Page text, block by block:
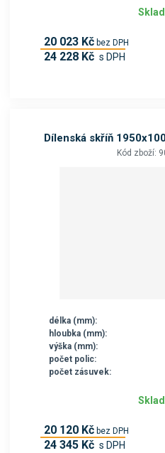
20 023 Kč bez DPH
24 228 Kč s DPH
Dílenská skříň
Kód zboží:
délka (mm):
hloubka (mm):
výška (mm):
počet polic:
počet zásuvek:
20 120 Kč bez DPH
24 345 Kč s DPH